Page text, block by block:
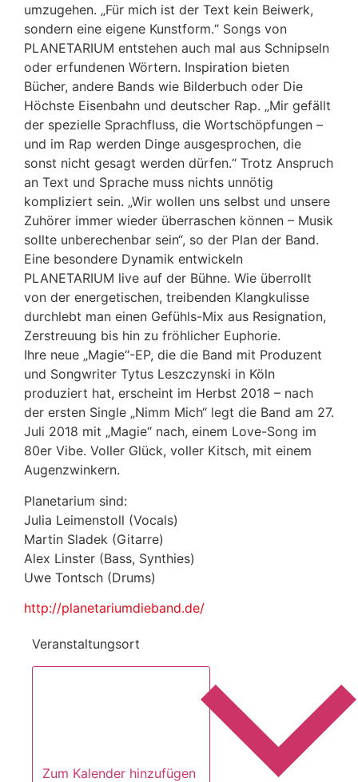
umzugehen. „Für mich ist der Text kein Beiwerk,
sondern eine eigene Kunstform.“ Songs von
PLANETARIUM entstehen auch mal aus Schnipseln
oder erfundenen Wörtern. Inspiration bieten
Bücher, andere Bands wie Bilderbuch oder Die
Höchste Eisenbahn und deutscher Rap. „Mir gefällt
der spezielle Sprachfluss, die Wortschöpfungen –
und im Rap werden Dinge ausgesprochen, die
sonst nicht gesagt werden dürfen.“ Trotz Anspruch
an Text und Sprache muss nichts unnötig
kompliziert sein. „Wir wollen uns selbst und unsere
Zuhörer immer wieder überraschen können – Musik
sollte unberechenbar sein“, so der Plan der Band.
Eine besondere Dynamik entwickeln
PLANETARIUM live auf der Bühne. Wie überrollt
von der energetischen, treibenden Klangkulisse
durchlebt man einen Gefühls-Mix aus Resignation,
Zerstreuung bis hin zu fröhlicher Euphorie.
Ihre neue „Magie“-EP, die die Band mit Produzent
und Songwriter Tytus Leszczynski in Köln
produziert hat, erscheint im Herbst 2018 – nach
der ersten Single „Nimm Mich“ legt die Band am 27.
Juli 2018 mit „Magie“ nach, einem Love-Song im
80er Vibe. Voller Glück, voller Kitsch, mit einem
Augenzwinkern.
Planetarium sind:
Julia Leimenstoll (Vocals)
Martin Sladek (Gitarre)
Alex Linster (Bass, Synthies)
Uwe Tontsch (Drums)
http://planetariumdieband.de/
Veranstaltungsort
Zum Kalender hinzufügen